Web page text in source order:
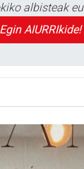
albisteak
Egin AIURRIkide!